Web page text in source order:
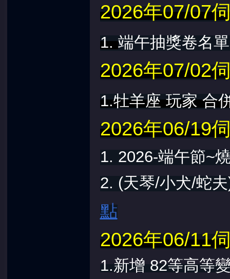
2026年07/07
1.端午抽獎卷名
2026年07/02
1.牡羊座 玩家 合
2026年06/19
1. 2026-端午節~
2. (天琴/小犬/蛇
點
2026年06/11
1.新增 82等高等